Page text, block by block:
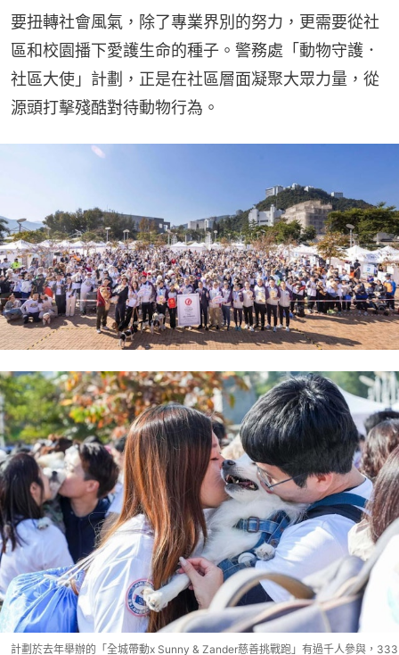
要扭轉社會風氣，除了專業界別的努力，更需要從社
區和校園播下愛護生命的種子。警務處「動物守護．
社區大使」計劃，正是在社區層面凝聚大眾力量，從
源頭打擊殘酷對待動物行為。
計劃於去年舉辦的「全城帶動x Sunny & Zander慈善挑戰跑」有過千人參與，333